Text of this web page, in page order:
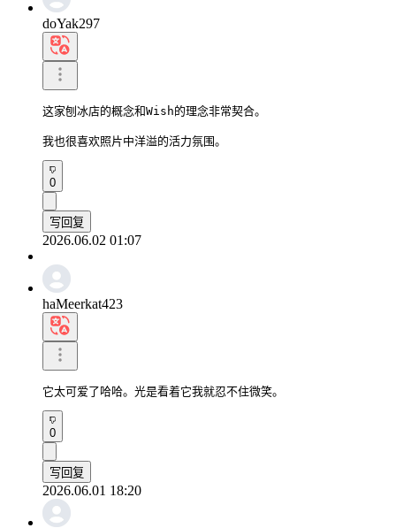
doYak297
这家刨冰店的概念和Wish的理念非常契合。
我也很喜欢照片中洋溢的活力氛围。
0
写回复
2026.06.02 01:07
haMeerkat423
它太可爱了哈哈。光是看着它我就忍不住微笑。
0
写回复
2026.06.01 18:20